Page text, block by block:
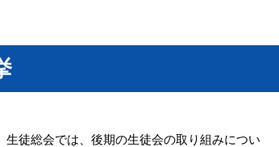
徒総会では、後期の生徒会の取り組みについ